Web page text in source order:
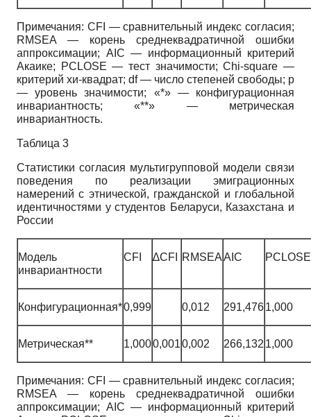
Примечания: CFI — сравнительный индекс согласия;
RMSEA — корень среднеквадратичной ошибки
аппроксимации; AIC — информационный критерий
Акаике; PCLOSE — тест значимости; Chi-square —
критерий хи-квадрат; df — число степеней свободы; p
— уровень значимости; «*» — конфигурационная
инвариантность; «**» — метрическая
инвариантность.
Таблица 3
Статистики согласия мультигрупповой модели связи
поведения по реализации эмиграционных
намерений с этнической, гражданской и глобальной
идентичностями у студентов Беларуси, Казахстана и
России
Модель
инвариантности
CFI ∆CFI RMSEAAIC PCLOSE
Конфигурационная*0,999 0,012 291,4761,000
Метрическая** 1,0000,0010,002 266,132 1,000
Примечания: CFI — сравнительный индекс согласия;
RMSEA — корень среднеквадратичной ошибки
аппроксимации; AIC — информационный критерий